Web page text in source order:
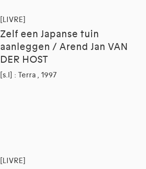
[LIVRE]
Zelf een Japanse tuin
aanleggen / Arend Jan VAN
DER HOST
[s.l] : Terra , 1997
[LIVRE]